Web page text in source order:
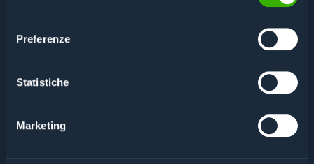
Preferenze
Statistiche
Marketing